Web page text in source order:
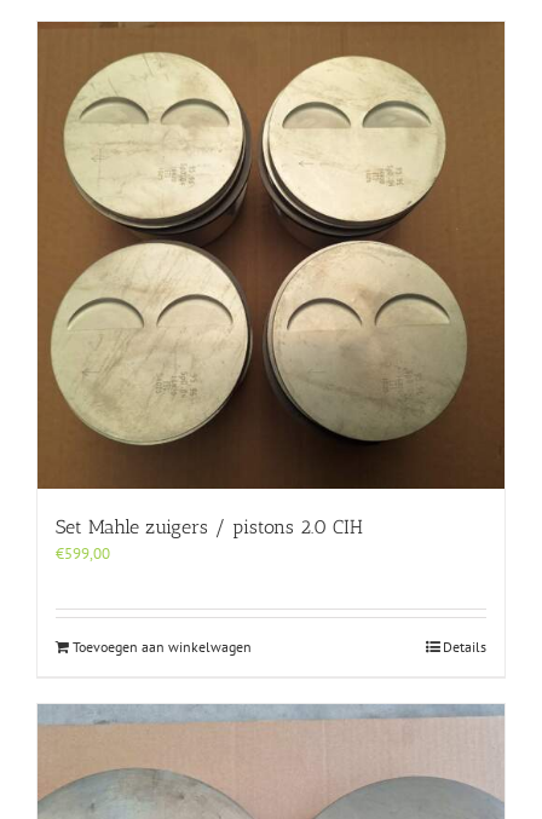
Set Mahle zuigers / pistons 2.0 CIH
€599,00
Toevoegen aan winkelwagen Details